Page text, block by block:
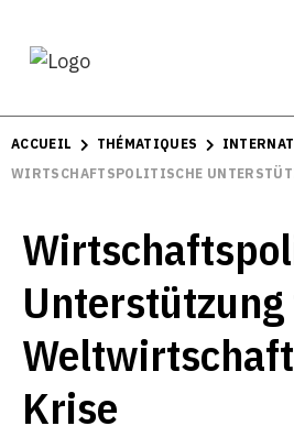
ACCUEIL THÉMATIQUES
WIRTSCHAFTSPOLITISCHE
Krise